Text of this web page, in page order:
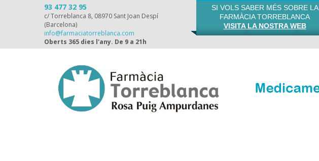
93 477 32 95
c/ Torreblanca 8, 08970 Sant Joan Despí
(Barcelona)
info@farmaciatorreblanca.com
Oberts 365 dies l'any. De 9 a 21h
SI VOLS SABER MÉS SOBRE LA
FARMÀCIA TORREBLANCA
VISITA LA NOSTRA WEB